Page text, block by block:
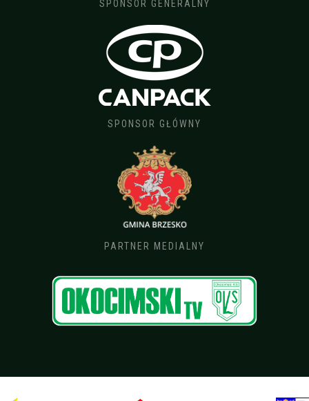
SPONSOR GENERALNY
SPONSOR GŁÓWNY
PARTNER MEDIALNY